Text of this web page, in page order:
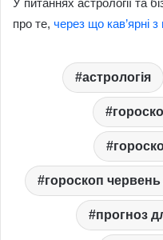
про те, через що кав’ярні
астрологія
гороскоп червень
прогноз